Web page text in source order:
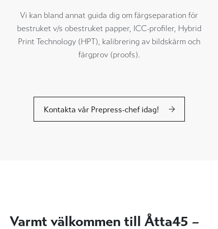
Vi kan bland annat guida dig om färgseparation för
bestruket v/s obestruket papper, ICC-profiler, Hybrid
Print Technology (HPT), kalibrering av bildskärm och
färgprov (proofs).
Kontakta vår Prepress-chef idag!
Varmt välkommen till Åtta45 –